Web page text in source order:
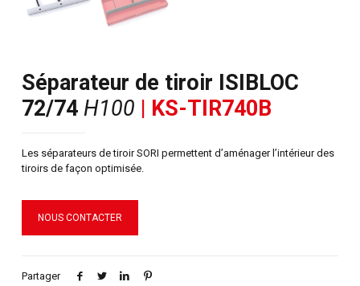
Séparateur de tiroir ISIBLOC
72/74 H100 | KS-TIR740B
Les séparateurs de tiroir SORI permettent d’aménager l’intérieur des
tiroirs de façon optimisée.
NOUS CONTACTER
Partager